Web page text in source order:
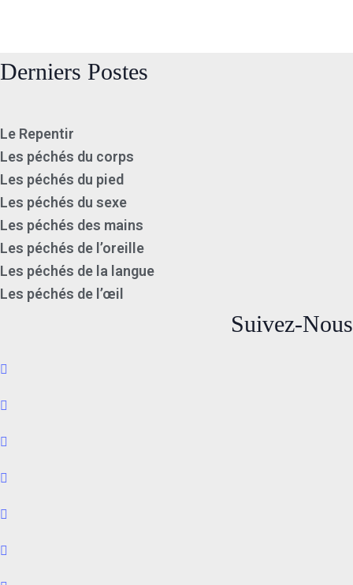
Derniers Postes
Le Repentir
Les péchés du corps
Les péchés du pied
Les péchés du sexe
Les péchés des mains
Les péchés de l’oreille
Les péchés de la langue
Les péchés de l’œil
Suivez-Nous